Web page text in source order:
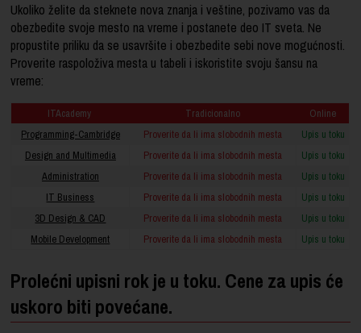
Ukoliko želite da steknete nova znanja i veštine, pozivamo vas da
obezbedite svoje mesto na vreme i postanete deo IT sveta. Ne
propustite priliku da se usavršite i obezbedite sebi nove mogućnosti.
Proverite raspoloživa mesta u tabeli i iskoristite svoju šansu na
vreme:
ITAcademy Tradicionalno
Online
Programming-Cambridge
Proverite da li ima slobodnih mesta
Upis u toku
Design and Multimedia
Proverite da li ima slobodnih mesta
Upis u toku
Administration
Proverite da li ima slobodnih mesta
Upis u toku
IT Business
Proverite da li ima slobodnih mesta
Upis u toku
3D Design & CAD
Proverite da li ima slobodnih mesta
Upis u toku
Mobile Development
Proverite da li ima slobodnih mesta Upis u toku
Prolećni upisni rok je u toku. Cene za upis će
uskoro biti povećane.